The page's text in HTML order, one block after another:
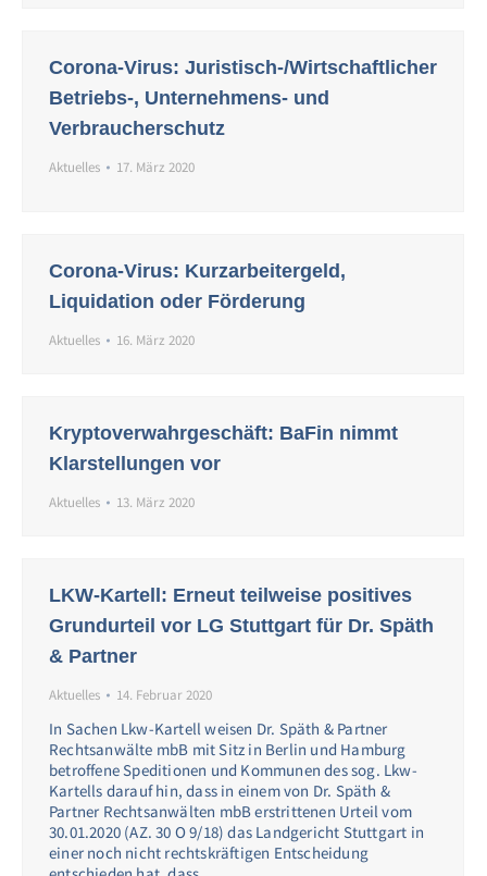
Corona-Virus: Juristisch-/Wirtschaftlicher
Betriebs-, Unternehmens- und
Verbraucherschutz
Aktuelles 17. März 2020
Corona-Virus: Kurzarbeitergeld,
Liquidation oder Förderung
Aktuelles 16. März 2020
Kryptoverwahrgeschäft: BaFin nimmt
Klarstellungen vor
Aktuelles 13. März 2020
LKW-Kartell: Erneut teilweise positives
Grundurteil vor LG Stuttgart für Dr. Späth
& Partner
Aktuelles 14. Februar 2020
In Sachen Lkw-Kartell weisen Dr. Späth & Partner
Rechtsanwälte mbB mit Sitz in Berlin und Hamburg
betroffene Speditionen und Kommunen des sog. Lkw-
Kartells darauf hin, dass in einem von Dr. Späth &
Partner Rechtsanwälten mbB erstrittenen Urteil vom
30.01.2020 (AZ. 30 O 9/18) das Landgericht Stuttgart in
einer noch nicht rechtskräftigen Entscheidung